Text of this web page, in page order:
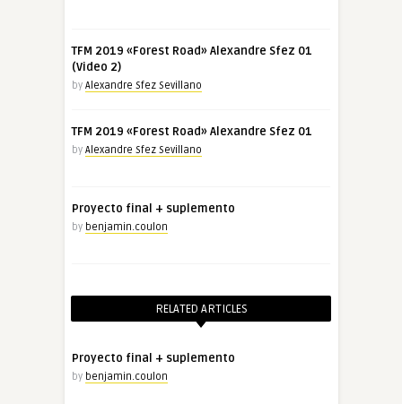
TFM 2019 «Forest Road» Alexandre Sfez 01
(Video 2)
by Alexandre Sfez Sevillano
TFM 2019 «Forest Road» Alexandre Sfez 01
by Alexandre Sfez Sevillano
Proyecto final + suplemento
by benjamin.coulon
RELATED ARTICLES
Proyecto final + suplemento
by benjamin.coulon